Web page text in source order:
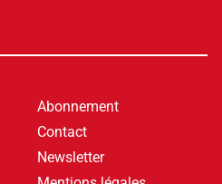
Abonnement
Contact
Newsletter